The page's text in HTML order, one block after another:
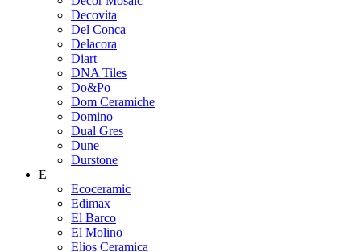
Decovita
Del Conca
Delacora
Diart
DNA Tiles
Do&Po
Dom Ceramiche
Domino
Dual Gres
Dune
Durstone
E
Ecoceramic
Edimax
El Barco
El Molino
Elios Ceramica